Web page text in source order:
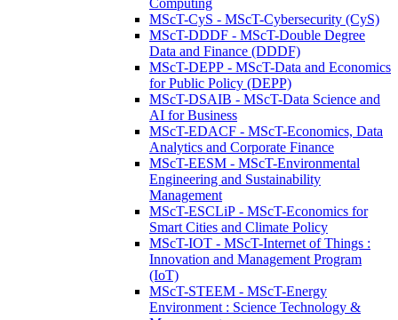
Computing
MScT-CyS - MScT-Cybersecurity (CyS)
MScT-DDDF - MScT-Double Degree
Data and Finance (DDDF)
MScT-DEPP - MScT-Data and Economics
for Public Policy (DEPP)
MScT-DSAIB - MScT-Data Science and
AI for Business
MScT-EDACF - MScT-Economics, Data
Analytics and Corporate Finance
MScT-EESM - MScT-Environmental
Engineering and Sustainability
Management
MScT-ESCLiP - MScT-Economics for
Smart Cities and Climate Policy
MScT-IOT - MScT-Internet of Things :
Innovation and Management Program
(IoT)
MScT-STEEM - MScT-Energy
Environment : Science Technology &